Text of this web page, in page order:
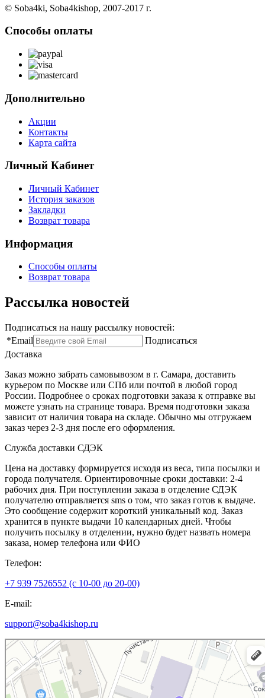
© Soba4ki, Soba4kishop, 2007-2017 г.
Способы оплаты
Дополнительно
Акции
Контакты
Карта сайта
Личный Кабинет
Личный Кабинет
История заказов
Закладки
Возврат товара
Информация
Способы оплаты
Возврат товара
Рассылка новостей
Подписаться на нашу рассылку новостей:
*Email
Подписаться
Доставка
Заказ можно забрать самовывозом в г. Самара, доставить
курьером по Москве или СПб или почтой в любой город
России. Подробнее о сроках подготовки заказа к отправке вы
можете узнать на странице товара. Время подготовки заказа
зависит от наличия товара на складе. Обычно мы отгружаем
заказ через 2-3 дня после его оформления.
Служба доставки СДЭК
Цена на доставку формируется исходя из веса, типа посылки и
города получателя. Ориентировочные сроки доставки: 2-4
рабочих дня. При поступлении заказа в отделение СДЭК
получателю отправляется sms о том, что заказ готов к выдаче.
Это сообщение содержит короткий уникальный код. Заказ
хранится в пункте выдачи 10 календарных дней. Чтобы
получить посылку в отделении, нужно будет назвать номера
заказа, номер телефона или ФИО
Телефон:
+7 939 7526552 (с 10-00 до 20-00)
E-mail:
support@soba4kishop.ru